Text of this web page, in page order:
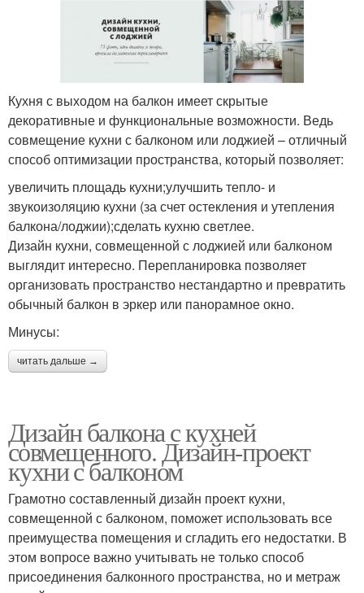
Кухня с выходом на балкон имеет скрытые
декоративные и функциональные возможности. Ведь
совмещение кухни с балконом или лоджией – отличный
способ оптимизации пространства, который позволяет:
увеличить площадь кухни;улучшить тепло- и
звукоизоляцию кухни (за счет остекления и утепления
балкона/лоджии);сделать кухню светлее.
Дизайн кухни, совмещенной с лоджией или балконом
выглядит интересно. Перепланировка позволяет
организовать пространство нестандартно и превратить
обычный балкон в эркер или панорамное окно.
Минусы:
читать дальше →
Дизайн балкона с кухней
совмещенного. Дизайн-проект
кухни с балконом
Грамотно составленный дизайн проект кухни,
совмещенной с балконом, поможет использовать все
преимущества помещения и сгладить его недостатки. В
этом вопросе важно учитывать не только способ
присоединения балконного пространства, но и метраж